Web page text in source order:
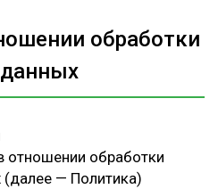
обработки
отношении обработки
— Политика)